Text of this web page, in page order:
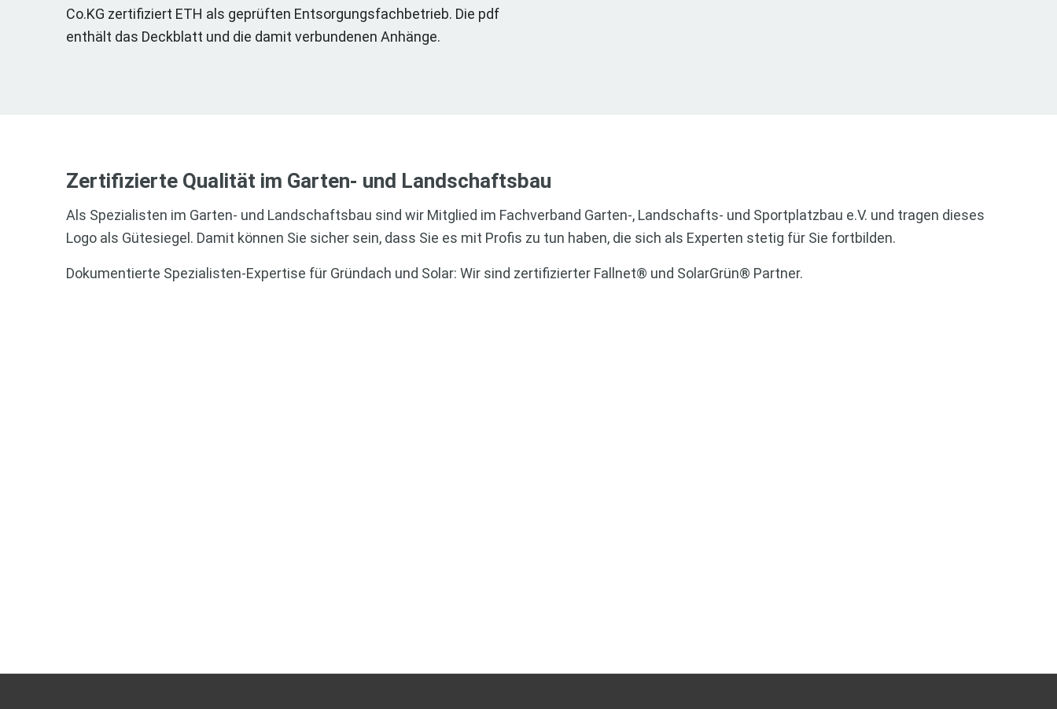
Co.KG zertifiziert ETH als geprüften Entsorgungsfachbetrieb. Die pdf
enthält das Deckblatt und die damit verbundenen Anhänge.
Zertifizierte Qualität im Garten- und Landschaftsbau
Als Spezialisten im Garten- und Landschaftsbau sind wir Mitglied im Fachverband Garten-, Landschafts- und Sportplatzbau e.V. und tragen dieses
Logo als Gütesiegel. Damit können Sie sicher sein, dass Sie es mit Profis zu tun haben, die sich als Experten stetig für Sie fortbilden.
Dokumentierte Spezialisten-Expertise für Gründach und Solar: Wir sind zertifizierter Fallnet® und SolarGrün® Partner.